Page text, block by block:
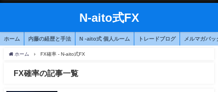
N-aito式FX
ホーム 内藤の経歴と手法 N -aito式 個人ルーム トレードブログ メルマガバ
ホーム FX確率 - N-aito式FX
FX確率の記事一覧